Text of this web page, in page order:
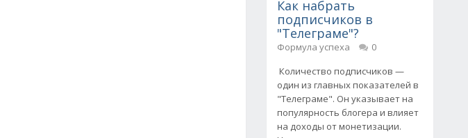
Как набрать
подписчиков в
"Телеграме"?
Формула успеха
0
Количество подписчиков —
один из главных показателей в
"Телеграме". Он указывает на
популярность блогера и влияет
на доходы от монетизации.